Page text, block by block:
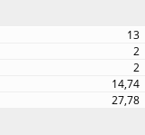
13
2
2
14,74
27,78